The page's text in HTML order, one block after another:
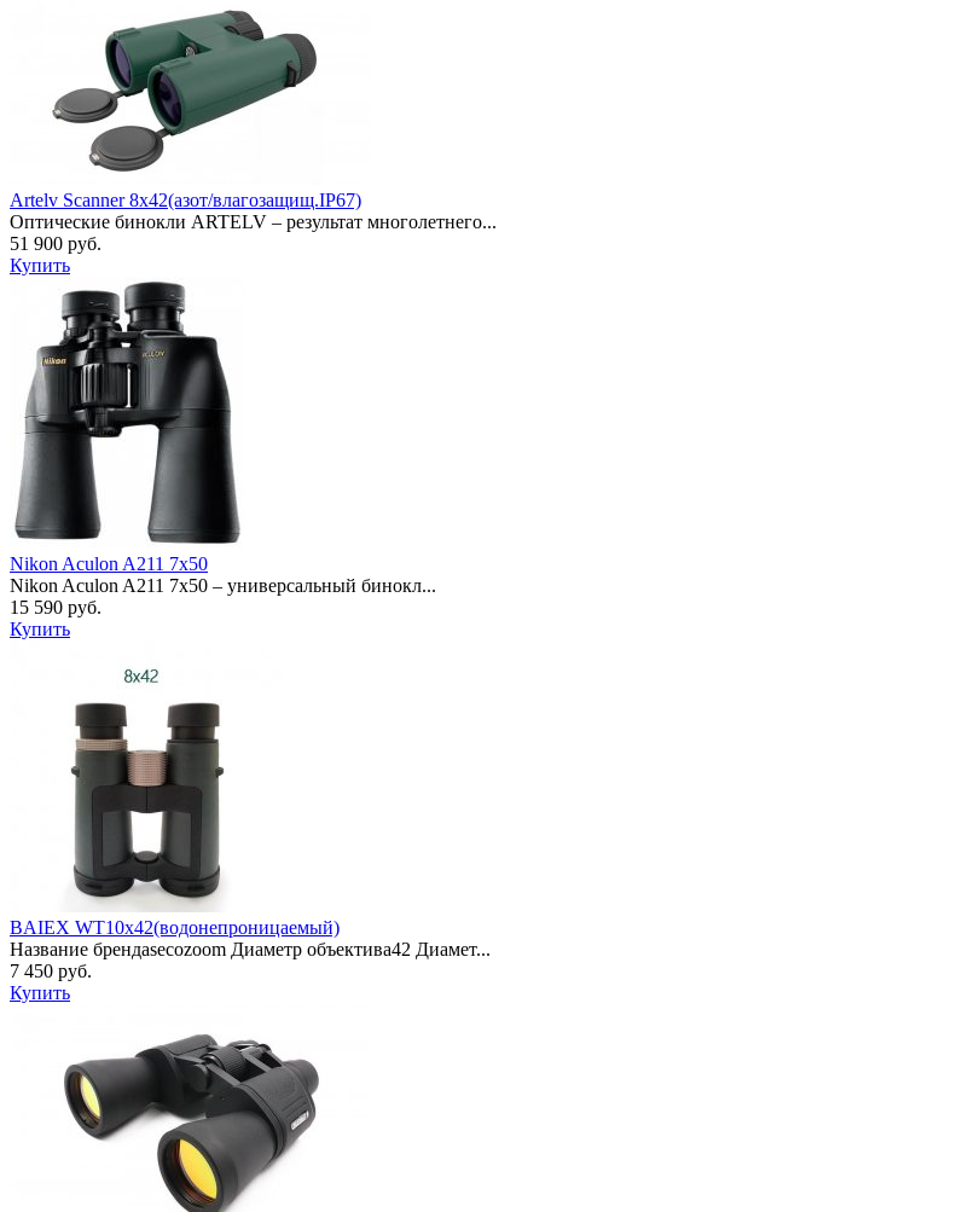
Artelv Scanner 8x42(азот/влагозащищ.IP67)
Оптические бинокли ARTELV – результат многолетнего...
51 900 руб.
Купить
Nikon Aculon A211 7x50
Nikon Aculon A211 7x50 – универсальный бинокл...
15 590 руб.
Купить
BAIEX WT10x42(водонепроницаемый)
Название брендаsecozoom Диаметр объектива42 Диамет...
7 450 руб.
Купить